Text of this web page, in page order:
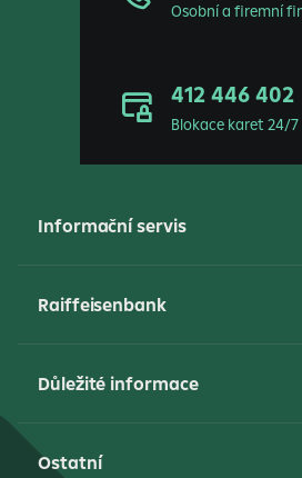
Osobní a firemní
412 446 402
Blokace karet 24/7
Informační servis
Raiffeisenbank
Důležité informace
Ostatní